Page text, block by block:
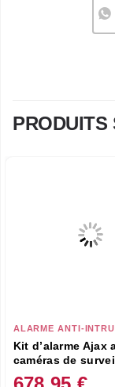
PRODUITS
ALARME ANTI-
Kit d’alarme Ajax
caméras de